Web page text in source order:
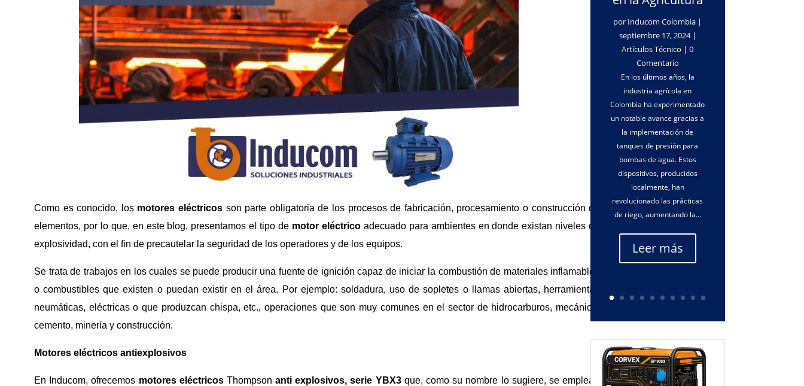
Como es conocido, los motores eléctricos son parte obligatoria de los procesos de fabricación, procesamiento o construcción de
elementos, por lo que, en este blog, presentamos el tipo de motor eléctricoadecuado para ambientes en donde existan niveles de
explosividad, con el fin de precautelar la seguridad de los operadores y de los equipos.
Se trata de trabajos en los cuales se puede producir una fuente de ignición capaz de iniciar la combustión de materiales inflamables
o combustibles que existen o puedan existir en el área. Por ejemplo: soldadura, uso de sopletes o llamas abiertas, herramientas
neumáticas, eléctricas o que produzcan chispa, etc., operaciones que son muy comunes en el sector de hidrocarburos, mecánica,
cemento, minería y construcción.
Motores eléctricos antiexplosivos
En Inducom, ofrecemos motores eléctricosThompsonanti explosivos, serie YBX3que, como su nombre lo sugiere, se emplean
por Inducom Colombia |
septiembre 17, 2024|
Artículos Técnico | 0
Comentario
En los últimos años, la
industria agrícola en
Colombia ha experimentado
un notable avance gracias a
la implementación de
tanques de presión para
bombas de agua. Estos
dispositivos, producidos
localmente, han
revolucionado las prácticas
de riego, aumentando la...
Leer más